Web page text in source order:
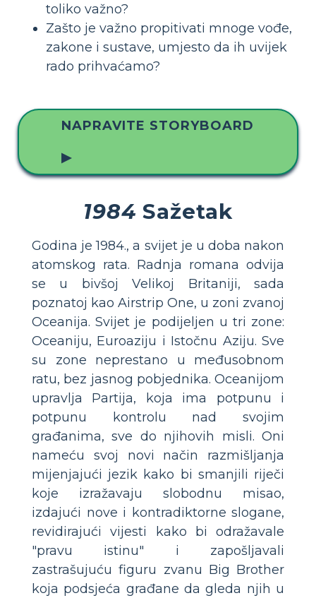
toliko važno?
Zašto je važno propitivati mnoge vođe,
zakone i sustave, umjesto da ih uvijek
rado prihvaćamo?
NAPRAVITE STORYBOARD
▶
1984 Sažetak
Godina je 1984., a svijet je u doba nakon
atomskog rata. Radnja romana odvija
se u bivšoj Velikoj Britaniji, sada
poznatoj kao Airstrip One, u zoni zvanoj
Oceanija. Svijet je podijeljen u tri zone:
Oceaniju, Euroaziju i Istočnu Aziju. Sve
su zone neprestano u međusobnom
ratu, bez jasnog pobjednika. Oceanijom
upravlja Partija, koja ima potpunu i
potpunu kontrolu nad svojim
građanima, sve do njihovih misli. Oni
nameću svoj novi način razmišljanja
mijenjajući jezik kako bi smanjili riječi
koje izražavaju slobodnu misao,
izdajući nove i kontradiktorne slogane,
revidirajući vijesti kako bi odražavale
"pravu istinu" i zapošljavali
zastrašujuću figuru zvanu Big Brother
koja podsjeća građane da gleda njih u